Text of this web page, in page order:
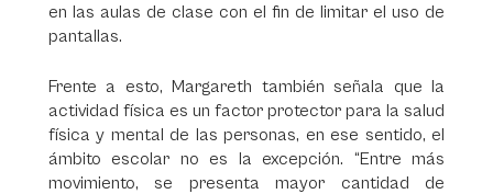
en las aulas de clase con el fin de limitar el uso de
pantallas.
Frente a esto, Margareth también señala que la
actividad física es un factor protector para la salud
física y mental de las personas, en ese sentido, el
ámbito escolar no es la excepción. “Entre más
movimiento, se presenta mayor cantidad de